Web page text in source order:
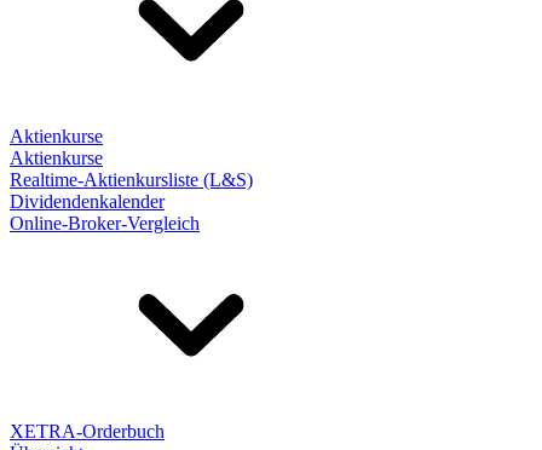
Aktienkurse
Aktienkurse
Realtime-Aktienkursliste (L&S)
Dividendenkalender
Online-Broker-Vergleich
XETRA-Orderbuch